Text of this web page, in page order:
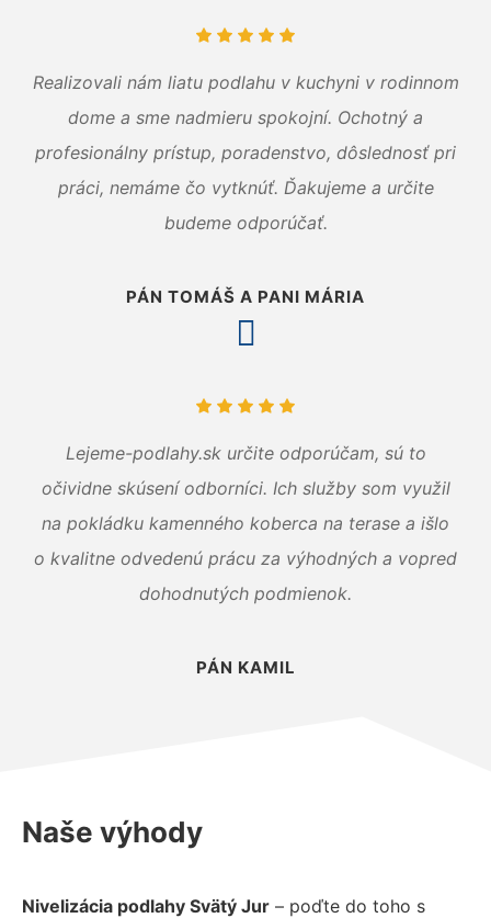
Realizovali nám liatu podlahu v kuchyni v rodinnom
dome a sme nadmieru spokojní. Ochotný a
profesionálny prístup, poradenstvo, dôslednosť pri
práci, nemáme čo vytknúť. Ďakujeme a určite
budeme odporúčať.
PÁN TOMÁŠ A PANI MÁRIA
Lejeme-podlahy.sk určite odporúčam, sú to
očividne skúsení odborníci. Ich služby som využil
na pokládku kamenného koberca na terase a išlo
o kvalitne odvedenú prácu za výhodných a vopred
dohodnutých podmienok.
PÁN KAMIL
Naše výhody
Nivelizácia podlahy Svätý Jur – poďte do toho s